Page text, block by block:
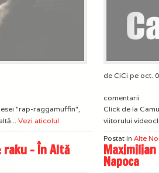
"rap-raggamuffin",
Vezi aticolul
de CiCi pe oct.
comentarii
Click de la
viitorului
Postat in Alte
– În Altă
Napoca